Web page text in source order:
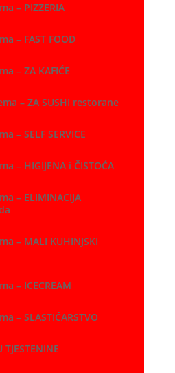
– PIZZERIA
– FAST FOOD
– ZA KAFIĆE
– ZA SUSHI restorane
– SELF SERVICE
– HIGIJENA i ČISTOĆA
– ELIMINACIJA
– MALI KUHINJSKI
– ICECREAM
– SLASTIČARSTVO